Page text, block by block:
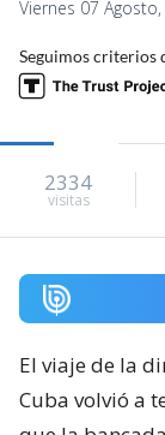
Viernes 07
Seguimos criterios
2334
visitas
El viaje de la
Cuba volvió a